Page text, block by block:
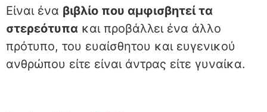
Είναι ένα βιβλίο που αμφισβητεί τα
στερεότυπα και προβάλλει ένα άλλο
πρότυπο, του ευαίσθητου και ευγενικού
ανθρώπου είτε είναι άντρας είτε γυναίκα.